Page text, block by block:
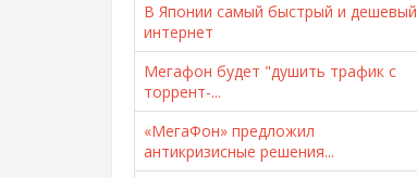
В Японии самый быстрый и дешевый
интернет
Мегафон будет "душить трафик с
торрент-...
«МегаФон» предложил
антикризисные решения...